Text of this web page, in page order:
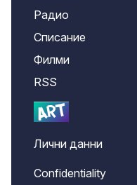
Радио
Списание
Филми
RSS
Лични данни
Confidentiality